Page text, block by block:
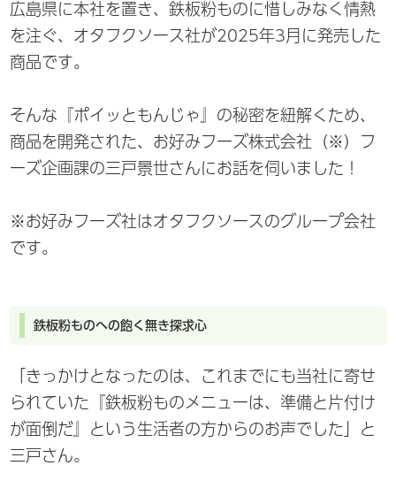
広島県に本社を置き、鉄板粉ものに惜しみなく情熱
を注ぐ、オタフクソース社が2025年3月に発売した
商品です。
そんな『ポイッともんじゃ』の秘密を紐解くため、
商品を開発された、お好みフーズ株式会社（※）フ
ーズ企画課の三戸景世さんにお話を伺いました！
※お好みフーズ社はオタフクソースのグループ会社
です。
鉄板粉ものへの飽く無き探求心
「きっかけとなったのは、これまでにも当社に寄せ
られていた『鉄板粉ものメニューは、準備と片付け
が面倒だ』という生活者の方からのお声でした」と
三戸さん。